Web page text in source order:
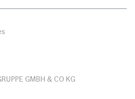
GMBH & CO KG